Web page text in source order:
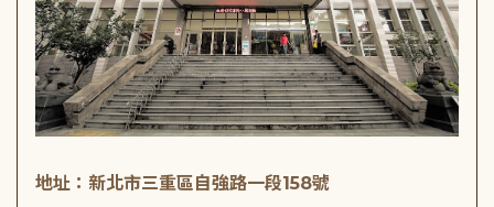
地址：新北市三重區自強路一段158號